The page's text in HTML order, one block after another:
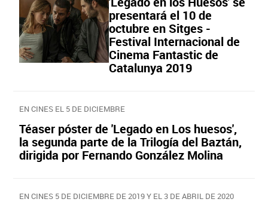
presentará el 10 de
octubre en Sitges -
Festival Internacional de
Cinema Fantastic de
Catalunya 2019
EN CINES EL 5 DE DICIEMBRE
Téaser póster de 'Legado en Los huesos',
la segunda parte de la Trilogía del Baztán,
dirigida por Fernando González Molina
EN CINES 5 DE DICIEMBRE DE 2019 Y EL 3 DE ABRIL DE 2020